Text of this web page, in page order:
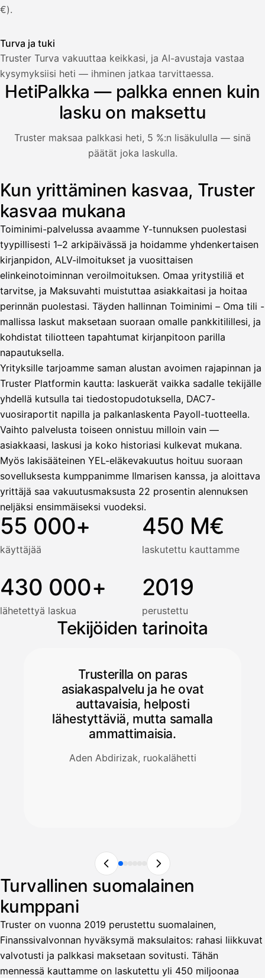
€).
Turva ja tuki
Truster Turva vakuuttaa keikkasi, ja AI-avustaja vastaa
kysymyksiisi heti — ihminen jatkaa tarvittaessa.
HetiPalkka — palkka ennen kuin
lasku on maksettu
Truster maksaa palkkasi heti, 5 %:n lisäkululla — sinä
päätät joka laskulla.
Kuvitus: käyttäjä nostaa palkan laskusta, jota asiakas ei
Palkka
Lasku · Acme Oy
Odottaa maksua
Nosta palkkaa
Bruttopalkka
Ennakonpidätys
HetiPalkka
Ennen laskun maksua
Vahvista
Palkka maksussa
Kun yrittäminen kasvaa, Truster
kasvaa mukana
Toiminimi-palvelussa avaamme Y-tunnuksen puolestasi
tyypillisesti 1–2 arkipäivässä ja hoidamme yhdenkertaisen
kirjanpidon, ALV-ilmoitukset ja vuosittaisen
elinkeinotoiminnan veroilmoituksen. Omaa yritystiliä et
tarvitse, ja Maksuvahti muistuttaa asiakkaitasi ja hoitaa
perinnän puolestasi. Täyden hallinnan Toiminimi – Oma tili -
mallissa laskut maksetaan suoraan omalle pankkitilillesi, ja
kohdistat tiliotteen tapahtumat kirjanpitoon parilla
napautuksella.
Yrityksille tarjoamme saman alustan avoimen rajapinnan ja
Truster Platformin kautta: laskuerät vaikka sadalle tekijälle
yhdellä kutsulla tai tiedostopudotuksella, DAC7-
vuosiraportit napilla ja palkanlaskenta Payoll-tuotteella.
Vaihto palvelusta toiseen onnistuu milloin vain —
asiakkaasi, laskusi ja koko historiasi kulkevat mukana.
Myös lakisääteinen YEL-eläkevakuutus hoituu suoraan
sovelluksesta kumppanimme Ilmarisen kanssa, ja aloittava
yrittäjä saa vakuutusmaksusta 22 prosentin alennuksen
neljäksi ensimmäiseksi vuodeksi.
55 000+
käyttäjää
450 M€
laskutettu kauttamme
430 000+
lähetettyä laskua
2019
perustettu
Tekijöiden tarinoita
Trusterilla on paras
asiakaspalvelu ja he ovat
auttavaisia, helposti
lähestyttäviä, mutta samalla
ammattimaisia.
Aden Abdirizak, ruokalähetti
Turvallinen suomalainen
kumppani
Truster on vuonna 2019 perustettu suomalainen,
Finanssivalvonnan hyväksymä maksulaitos: rahasi liikkuvat
valvotusti ja palkkasi maksetaan sovitusti. Tähän
mennessä kauttamme on laskutettu yli 450 miljoonaa